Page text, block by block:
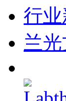
行业
兰